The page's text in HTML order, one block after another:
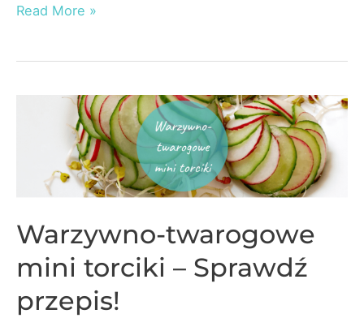
Warzywa
twarożkiem
Read More »
Warzywno-twarogowe
mini torciki – Sprawdź
przepis!